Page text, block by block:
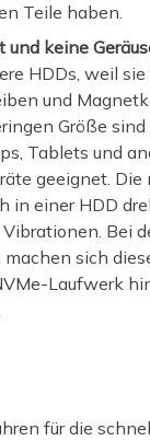
Teile haben.
und keine
HDDs, weil
und
Größe
Tablets und
geeignet. Die
in einer HDD
Bei
sich
Laufwerk
für die